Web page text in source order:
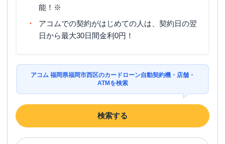
能！※
アコムでの契約がはじめての人は、契約日の翌
日から最大30日間金利0円！
アコム 福岡県福岡市西区のカードローン自動契約機・店舗・
ATMを検索
検索する